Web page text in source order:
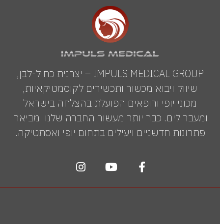
IMPULS MEDICAL GROUP – יצרנית כחול-לבן,
שיווק ויבוא מכשור ותכשירים לקוסמטיקאיות,
מכוני יופי ורופאים הפועלת בהצלחה בישראל
ומעבר לים. כבר יותר מעשור החברה שלנו מביאה
פתרונות חדשניים ויעילים בתחום יופי ואסתטיקה.